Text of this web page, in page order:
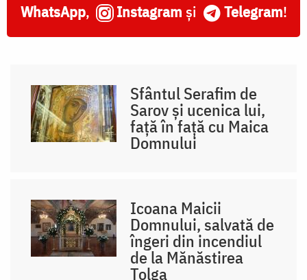
WhatsApp, Instagram și Telegram!
Sfântul Serafim de
Sarov și ucenica lui,
față în față cu Maica
Domnului
Icoana Maicii
Domnului, salvată de
îngeri din incendiul
de la Mănăstirea
Tolga